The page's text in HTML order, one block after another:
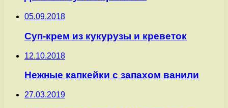
05.09.2018
Суп-крем из кукурузы и креветок
12.10.2018
Нежные капкейки с запахом ванили
27.03.2019